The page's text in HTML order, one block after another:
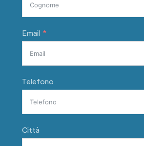
Email
Telefono
Città